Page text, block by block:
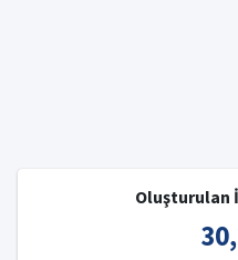
Oluşturulan